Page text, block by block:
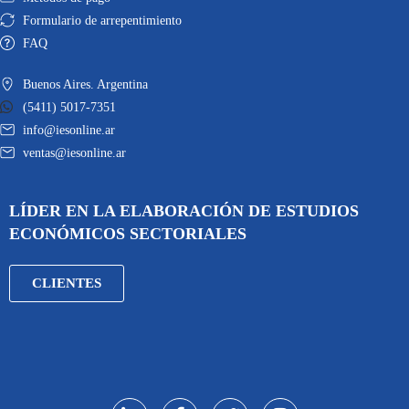
Formulario de arrepentimiento
FAQ
Buenos Aires. Argentina
(5411) 5017-7351
info@iesonline.ar
ventas@iesonline.ar
LÍDER EN LA ELABORACIÓN DE ESTUDIOS
ECONÓMICOS SECTORIALES
CLIENTES